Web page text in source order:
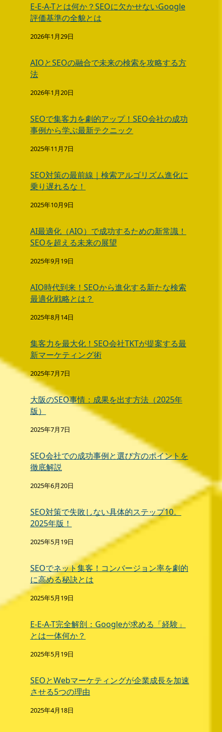
E-E-A-Tとは何か？SEOに欠かせないGoogle
評価基準の全貌とは
2026年1月29日
AIOとSEOの融合で未来の検索を攻略する方
法
2026年1月20日
SEOで集客力を劇的アップ！SEO会社の成功
事例から学ぶ最新テクニック
2025年11月7日
SEO対策の最前線｜検索アルゴリズム進化に
乗り遅れるな！
2025年10月9日
AI最適化（AIO）で成功するための新常識！
SEOを超える未来の展望
2025年9月19日
AIO時代到来！SEOから進化する新たな検索
最適化戦略とは？
2025年8月14日
集客力を最大化！SEO会社TKTが提案する最
新マーケティング術
2025年7月7日
大阪のSEO事情：成果を出す方法（2025年
版）
2025年7月7日
SEO会社での成功事例と選び方のポイントを
徹底解説
2025年6月20日
SEO対策で失敗しない具体的ステップ10。
2025年版！
2025年5月19日
SEOでネット集客！コンバージョン率を劇的
に高める秘訣とは
2025年5月19日
E-E-A-T完全解剖：Googleが求める「経験」
とは一体何か？
2025年5月19日
SEOとWebマーケティングが企業成長を加速
させる5つの理由
2025年4月18日